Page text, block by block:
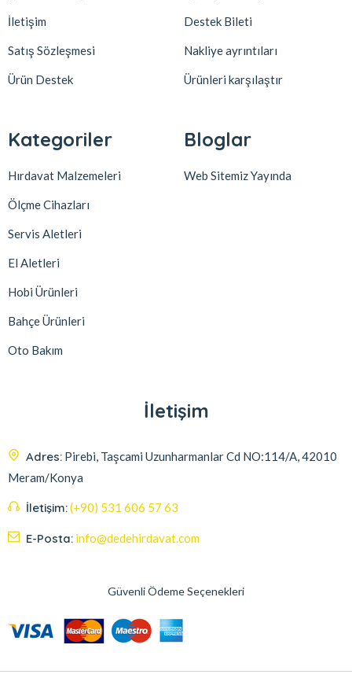
İletişim
Satış Sözleşmesi
Ürün Destek
Destek Bileti
Nakliye ayrıntıları
Ürünleri karşılaştır
Kategoriler
Hırdavat Malzemeleri
Ölçme Cihazları
Servis Aletleri
El Aletleri
Hobi Ürünleri
Bahçe Ürünleri
Oto Bakım
Bloglar
Web Sitemiz Yayında
İletişim
Adres: Pirebi, Taşcami Uzunharmanlar Cd NO:114/A, 42010
Meram/Konya
İletişim:(+90) 531 606 57 63
E-Posta: info@dedehirdavat.com
Güvenli Ödeme Seçenekleri